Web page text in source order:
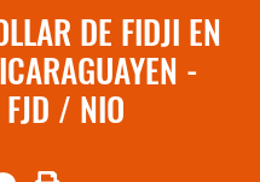
DE FIDJI EN
-
/ NIO